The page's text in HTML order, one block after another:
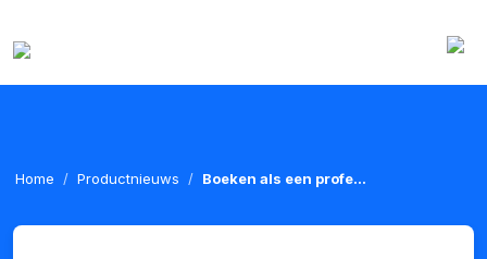
Home Productnieuws Boeken als een profe...